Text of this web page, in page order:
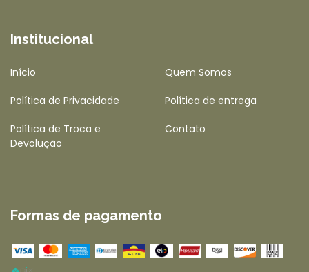
Institucional
Início Quem Somos
Política de Privacidade Política de entrega
Política de Troca e
Devolução
Contato
Formas de pagamento